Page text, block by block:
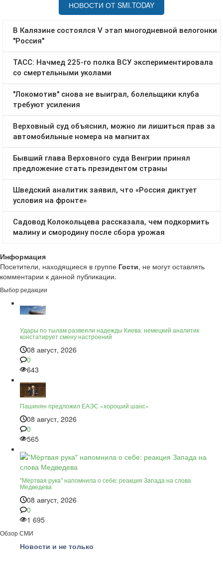
Информация
Посетители, находящиеся в группе Гости, не могут оставлять
комментарии к данной публикации.
Выбор редакции
Удары по тылам развеяли надежды Киева: немецкий аналитик
констатирует смену настроений
08 август, 2026
0
643
Пашинян предложил ЕАЭС «хороший шанс»
08 август, 2026
0
565
"Мёртвая рука" напомнила о себе: реакция Запада на слова
Медведева
08 август, 2026
0
1 695
Обзор СМИ
Новости и не только